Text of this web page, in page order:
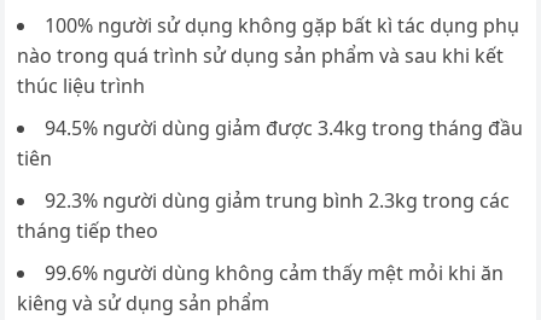
100% người sử dụng không gặp bất kì tác dụng phụ
nào trong quá trình sử dụng sản phẩm và sau khi kết
thúc liệu trình
94.5% người dùng giảm được 3.4kg trong tháng đầu
tiên
92.3% người dùng giảm trung bình 2.3kg trong các
tháng tiếp theo
99.6% người dùng không cảm thấy mệt mỏi khi ăn
kiêng và sử dụng sản phẩm